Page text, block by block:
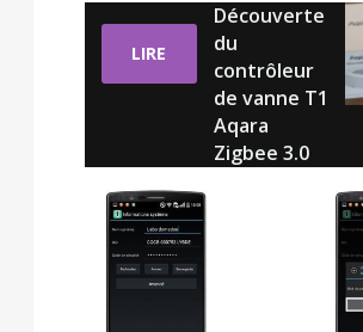
LIRE
Découverte
du
contrôleur
de vanne T1
Aqara
Zigbee 3.0